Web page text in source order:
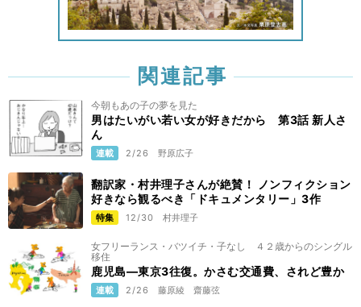
関連記事
今朝もあの子の夢を見た
男はたいがい若い女が好きだから 第3話 新人さ
ん
連載 2/26 野原広子
翻訳家・村井理子さんが絶賛！ ノンフィクション
好きなら観るべき「ドキュメンタリー」3作
特集 12/30 村井理子
女フリーランス・バツイチ・子なし ４２歳からのシングル
移住
鹿児島―東京3往復。かさむ交通費、されど豊か
連載 2/26 藤原綾 齋藤弦